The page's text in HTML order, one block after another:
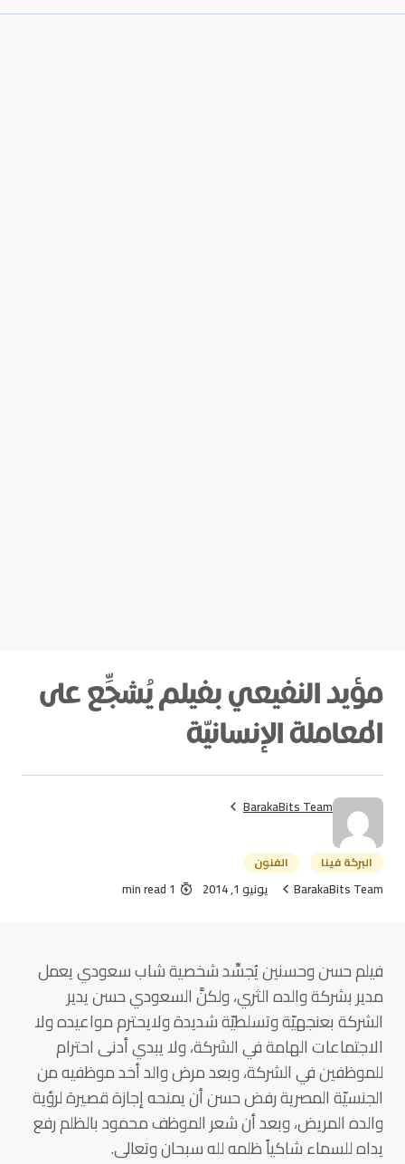
مؤيد النفيعي بفيلم يُشجِّع على
المعاملة الإنسانيّة
BarakaBits Team
البركة فينا الفنون
BarakaBits Team يونيو 1, 2014 1 min read
فيلم حسن وحسنين يُجسِّد شخصية شاب سعودي يعمل
مدير بشركة والده الثري، ولكنَّ السعودي حسن يدير
الشركة بعنجهيّة وتسلطيّة شديدة ولايحترم مواعيده ولا
الاجتماعات الهامة في الشركة، ولا يبدي أدنى احترام
للموظفين في الشركة، وبعد مرض والد أحد موظفيه من
الجنسيّة المصرية رفض حسن أن يمنحه إجازة قصيرة لرؤية
والده المريض، وبعد أن شعر الموظف محمود بالظلم رفع
يداه للسماء شاكياً ظلمه لله سبحان وتعالى.